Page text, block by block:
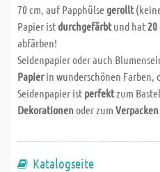
70 cm, auf Papphülsegerollt
Papier istdurchgefärbtund hat20
abfärben!
Seidenpapier oder auch
Papierin wunderschönen Farben,
Seidenpapier ist perfektzum
Dekorationenoder zum Verpacken
Katalogseite